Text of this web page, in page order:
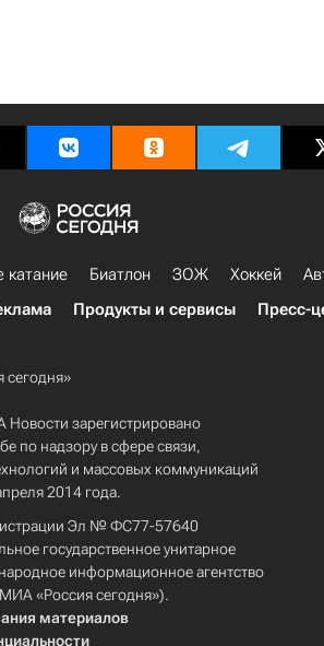
катание Биатлон ЗОЖ Хоккей
Продукты и сервисы Пресс-
Новости зарегистрировано
по надзору в сфере связи,
и массовых коммуникаций
2014 года.
Эл № ФС77-57640
государственное унитарное
информационное агентство
«Россия сегодня»).
материалов